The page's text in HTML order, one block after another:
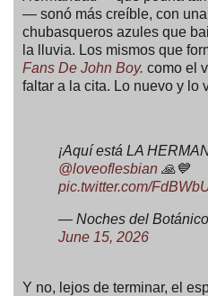
— sonó más creíble, con
chubasqueros azules que
la lluvia. Los mismos que
Fans De John Boy. como el
faltar a la cita. Lo nuevo y lo
¡Aquí está LA
@loveoflesbian 🙏💙
pic.twitter.com/
— Noches del
June 15, 2026
Y no, lejos de terminar, el